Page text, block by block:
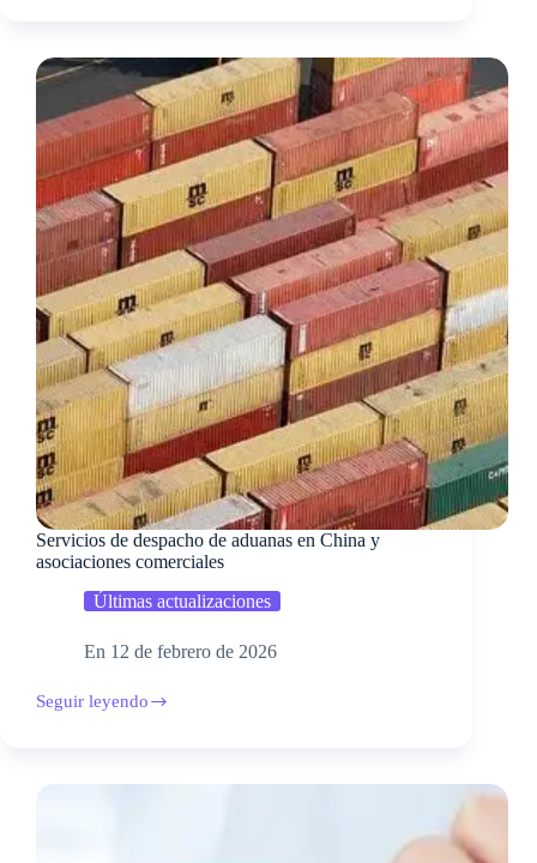
Servicios de despacho de aduanas en China y
asociaciones comerciales
Últimas actualizaciones
En 12 de febrero de 2026
Seguir leyendo